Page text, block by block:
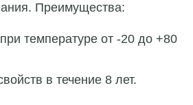
Преимущества:
температуре от -20 до +80
в течение 8 лет.